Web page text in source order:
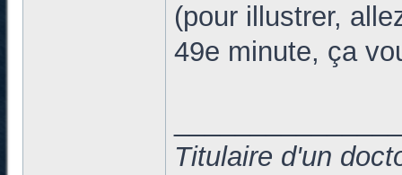
(pour illustrer,
49e minute, ça
Titulaire d'un